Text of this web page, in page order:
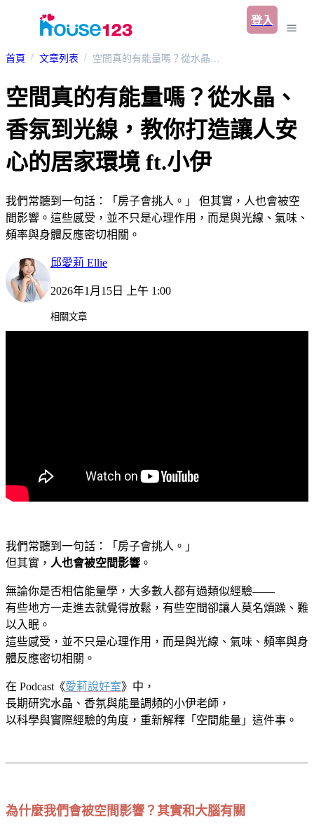
登入
首頁 文章列表 空間真的有能量嗎？從水晶、香氛到光線，教你打造讓人安心的居家環境 ft.小伊
空間真的有能量嗎？從水晶、
香氛到光線，教你打造讓人安
心的居家環境 ft.小伊
我們常聽到一句話：「房子會挑人。」 但其實，人也會被空
間影響。這些感受，並不只是心理作用，而是與光線、氣味、
頻率與身體反應密切相關。
邱愛莉 Ellie
2026年1月15日 上午 1:00
相關文章
我們常聽到一句話：「房子會挑人。」
但其實， 人也會被空間影響 。
無論你是否相信能量學，大多數人都有過類似經驗——
有些地方一走進去就覺得放鬆，有些空間卻讓人莫名煩躁、難
以入眠。
這些感受，並不只是心理作用，而是與光線、氣味、頻率與身
體反應密切相關。
在 Podcast《愛莉說好室》中，
長期研究水晶、香氛與能量調頻的小伊老師，
以科學與實際經驗的角度，重新解釋「空間能量」這件事。
為什麼我們會被空間影響？其實和大腦有關